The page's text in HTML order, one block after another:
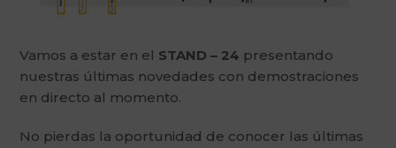
Vamos a estar en el STAND – 24 presentando
nuestras últimas novedades con demostraciones
en directo al momento.
No pierdas la oportunidad de conocer las últimas